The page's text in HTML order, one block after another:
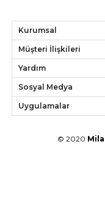
Kurumsal
Müşteri İlişkileri
Yardım
Sosyal Medya
Uygulamalar
© 2020